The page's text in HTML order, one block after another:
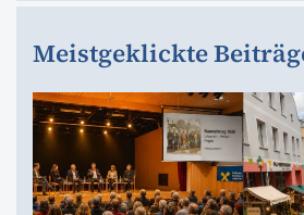
Meistgeklickte